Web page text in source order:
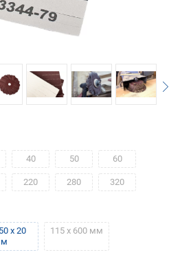
40 50 60
220 280 320
x 20
115 х 600 мм